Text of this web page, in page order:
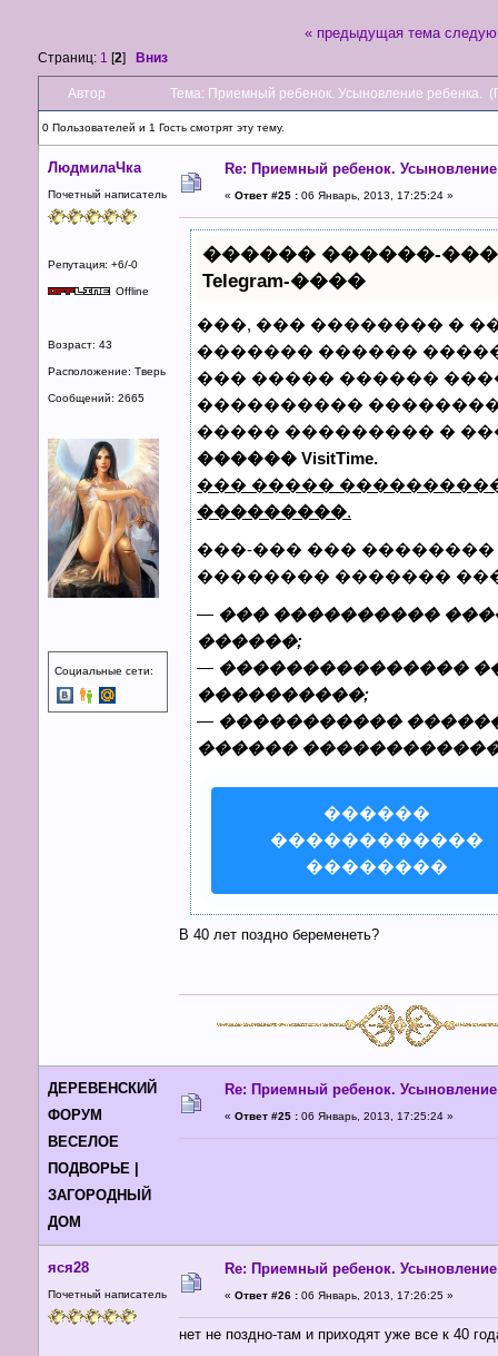
Страниц: 1 [2] Вниз
« предыдущая тема
Автор Тема: Приемный ребенок. Усыновление ребенка.
0 Пользователей и 1 Гость смотрят эту тему.
ЛюдмилаЧка
Почетный написатель
Репутация: +6/-0
Offline
Возраст: 43
Расположение: Тверь
Сообщений: 2665
Социальные сети:
Re: Приемный ребенок. Усыновление
« Ответ #25 : 06 Январь, 2013, 17:25:24 »
������ ������-
Telegram-����
���, ��� �������� �
������� ������
��� ����� ������
����������
����� ��������� �
������ VisitTime.
��� �����
���������.
���-��� ���
�������� �������
— ��� ����������
������;
— ���������������
����������;
— �����������
������
������
������������
��������
В 40 лет поздно беременеть?
ДЕРЕВЕНСКИЙ
ФОРУМ
ВЕСЕЛОЕ
ПОДВОРЬЕ |
ЗАГОРОДНЫЙ
ДОМ
Re: Приемный ребенок. Усыновление
« Ответ #25 : 06 Январь, 2013, 17:25:24 »
яся28
Почетный написатель
Re: Приемный ребенок. Усыновление
« Ответ #26 : 06 Январь, 2013, 17:26:25 »
нет не поздно-там и приходят уже все к 40